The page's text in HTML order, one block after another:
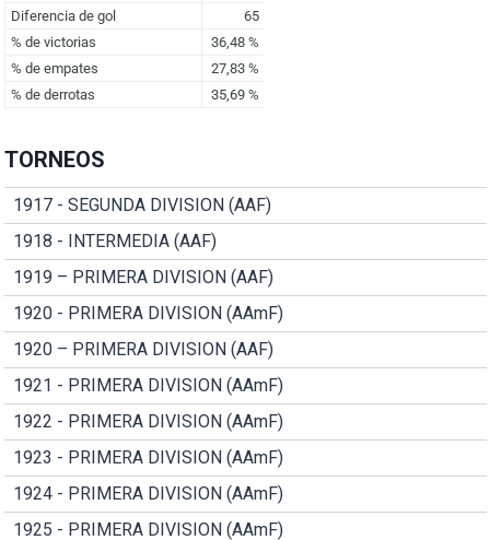
TORNEOS
1917 - SEGUNDA DIVISION (AAF)
1918 - INTERMEDIA (AAF)
1919 – PRIMERA DIVISION (AAF)
1920 - PRIMERA DIVISION (AAmF)
1920 – PRIMERA DIVISION (AAF)
1921 - PRIMERA DIVISION (AAmF)
1922 - PRIMERA DIVISION (AAmF)
1923 - PRIMERA DIVISION (AAmF)
1924 - PRIMERA DIVISION (AAmF)
1925 - PRIMERA DIVISION (AAmF)